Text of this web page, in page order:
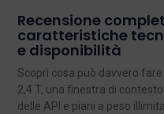
Recensione
caratteristiche
e disponibilità
Scopri cosa può davvero
2,4 T, una finestra di
delle API e piani a peso